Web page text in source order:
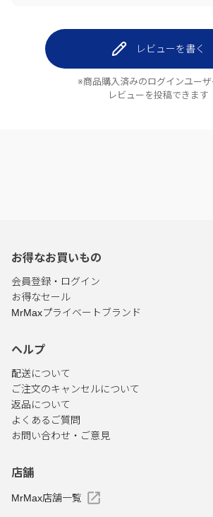
レビューを書く
※商品購入済みのログインユー
レビューを投稿できます
お得なお買いもの
会員登録・ログイン
お得なセール
MrMaxプライベートブランド
ヘルプ
配送について
ご注文のキャンセルについて
返品について
よくあるご質問
お問い合わせ・ご意見
店舗
MrMax店舗一覧